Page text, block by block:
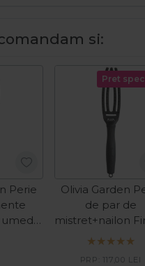
si:
Perie
Pret
Olivia Garden
de par de
mistret+nailon
Combo Small
PRP: 117,00 LEI